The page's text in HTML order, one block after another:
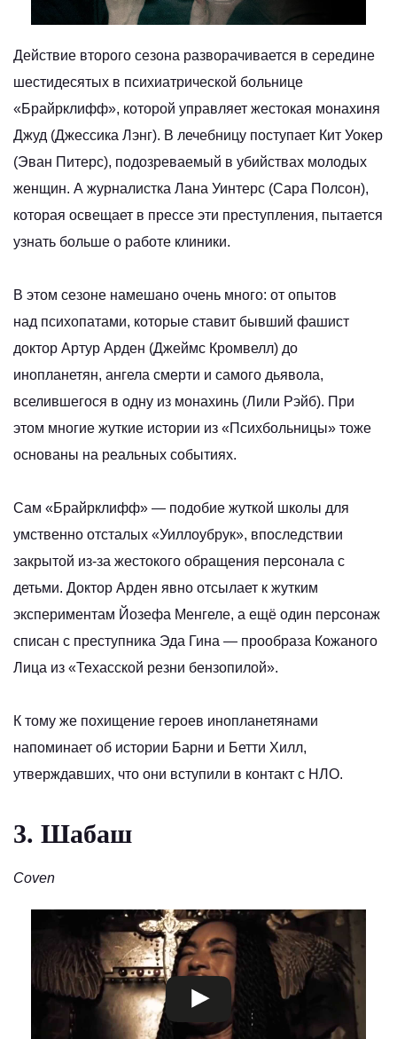
Действие второго сезона разворачивается в середине
шестидесятых в психиатрической больнице
«Брайрклифф», которой управляет жестокая монахиня
Джуд (Джессика Лэнг). В лечебницу поступает Кит Уокер
(Эван Питерс), подозреваемый в убийствах молодых
женщин. А журналистка Лана Уинтерс (Сара Полсон),
которая освещает в прессе эти преступления, пытается
узнать больше о работе клиники.
В этом сезоне намешано очень много: от опытов
над психопатами, которые ставит бывший фашист
доктор Артур Арден (Джеймс Кромвелл) до
инопланетян, ангела смерти и самого дьявола,
вселившегося в одну из монахинь (Лили Рэйб). При
этом многие жуткие истории из «Психбольницы» тоже
основаны на реальных событиях.
Сам «Брайрклифф» — подобие жуткой школы для
умственно отсталых «Уиллоубрук», впоследствии
закрытой из-за жестокого обращения персонала с
детьми. Доктор Арден явно отсылает к жутким
экспериментам Йозефа Менгеле, а ещё один персонаж
списан с преступника Эда Гина — прообраза Кожаного
Лица из «Техасской резни бензопилой».
К тому же похищение героев инопланетянами
напоминает об истории Барни и Бетти Хилл,
утверждавших, что они вступили в контакт с НЛО.
3. Шабаш
Coven